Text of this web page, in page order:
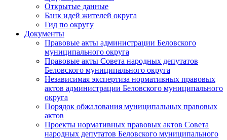
Открытые данные
Банк идей жителей округа
Гид по округу
Документы
Правовые акты администрации Беловского
муниципального округа
Правовые акты Совета народных депутатов
Беловского муниципального округа
Независимая экспертиза нормативных правовых
актов администрации Беловского муниципального
округа
Порядок обжалования муниципальных правовых
актов
Проекты нормативных правовых актов Совета
народных депутатов Беловского муниципального